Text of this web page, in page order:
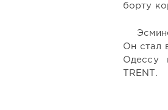
борту
Он стал
Одессу
TRENT.